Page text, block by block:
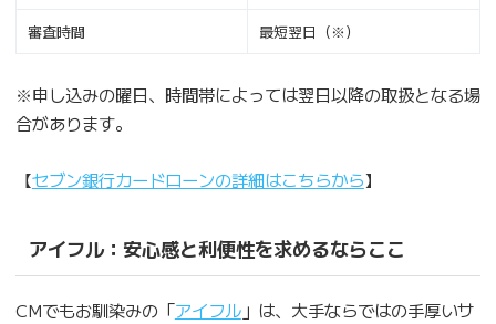
審査時間 最短翌日（※）
※申し込みの曜日、時間帯によっては翌日以降の取扱となる場
合があります。
【セブン銀行カードローンの詳細はこちらから】
アイフル：安心感と利便性を求めるならここ
CMでもお馴染みの「アイフル」は、大手ならではの手厚いサ